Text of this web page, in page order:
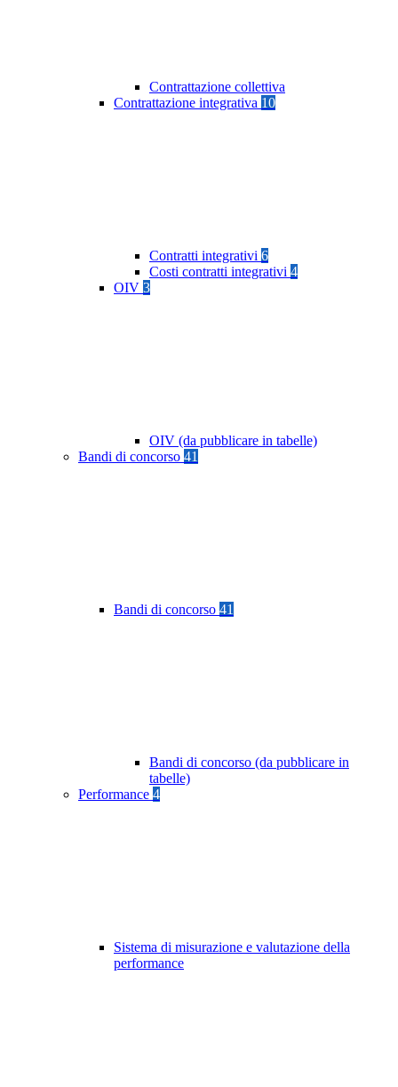
Contrattazione collettiva
Contrattazione integrativa 10
Contratti integrativi 6
Costi contratti integrativi 4
OIV 3
OIV (da pubblicare in tabelle)
Bandi di concorso 41
Bandi di concorso 41
Bandi di concorso (da pubblicare in
tabelle)
Performance 4
Sistema di misurazione e valutazione della
performance